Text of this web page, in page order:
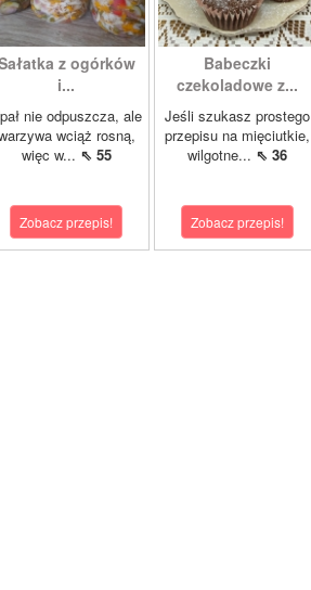
z ogórków
i...
nie odpuszcza, ale
wciąż rosną,
więc w... ⇖ 55
Zobacz przepis!
Babeczki
czekoladowe z...
Jeśli szukasz prostego
przepisu na mięciutkie,
wilgotne... ⇖ 36
Zobacz przepis!